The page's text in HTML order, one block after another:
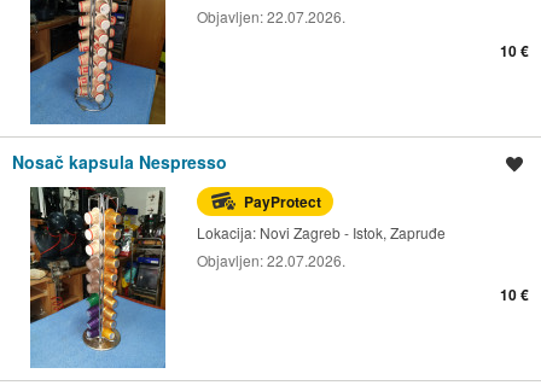
Objavljen:22.07.2026.
10 €
Nosač kapsula Nespresso
PayProtect
Lokacija: Novi Zagreb - Istok, Zapruđe
Objavljen:22.07.2026.
10 €